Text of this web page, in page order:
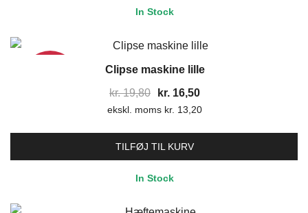
In Stock
Clipse maskine lille
kr.19,80
Den
oprindelige
var:
kr. 19,80.
kr. 16,50Den
aktuelle
kr. 16,50.
ekskl. moms kr. 13,20
TILFØJ TIL KURV
In Stock